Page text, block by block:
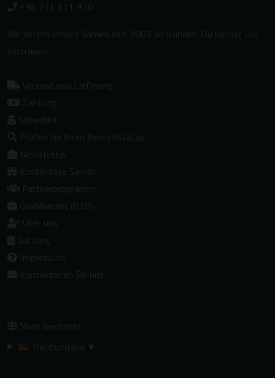
+48 731 111 420
Wir liefern unsere Samen seit 2009 an Kunden. Du kannst uns
vertrauen.
Versand und Lieferung
Zahlung
Sicherheit
Prüfen Sie Ihren Bestellstatus
Newsletter
Kostenlose Samen
Partnerprogramm
Großhandel (B2B)
Über uns
Satzung
Impressum
Kontaktieren Sie uns
Shop wechseln:
Deutschland ▾